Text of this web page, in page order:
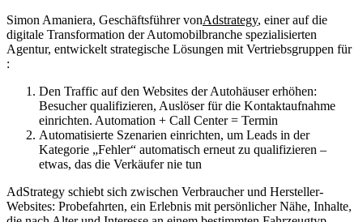
Simon Amaniera, Geschäftsführer vonAdstrategy, einer auf die
digitale Transformation der Automobilbranche spezialisierten
Agentur, entwickelt strategische Lösungen mit Vertriebsgruppen für
:
Den Traffic auf den Websites der Autohäuser erhöhen:
Besucher qualifizieren, Auslöser für die Kontaktaufnahme
einrichten. Automation + Call Center = Termin
Automatisierte Szenarien einrichten, um Leads in der
Kategorie „Fehler“ automatisch erneut zu qualifizieren –
etwas, das die Verkäufer nie tun
AdStrategy schiebt sich zwischen Verbraucher und Hersteller-
Websites: Probefahrten, ein Erlebnis mit persönlicher Nähe, Inhalte,